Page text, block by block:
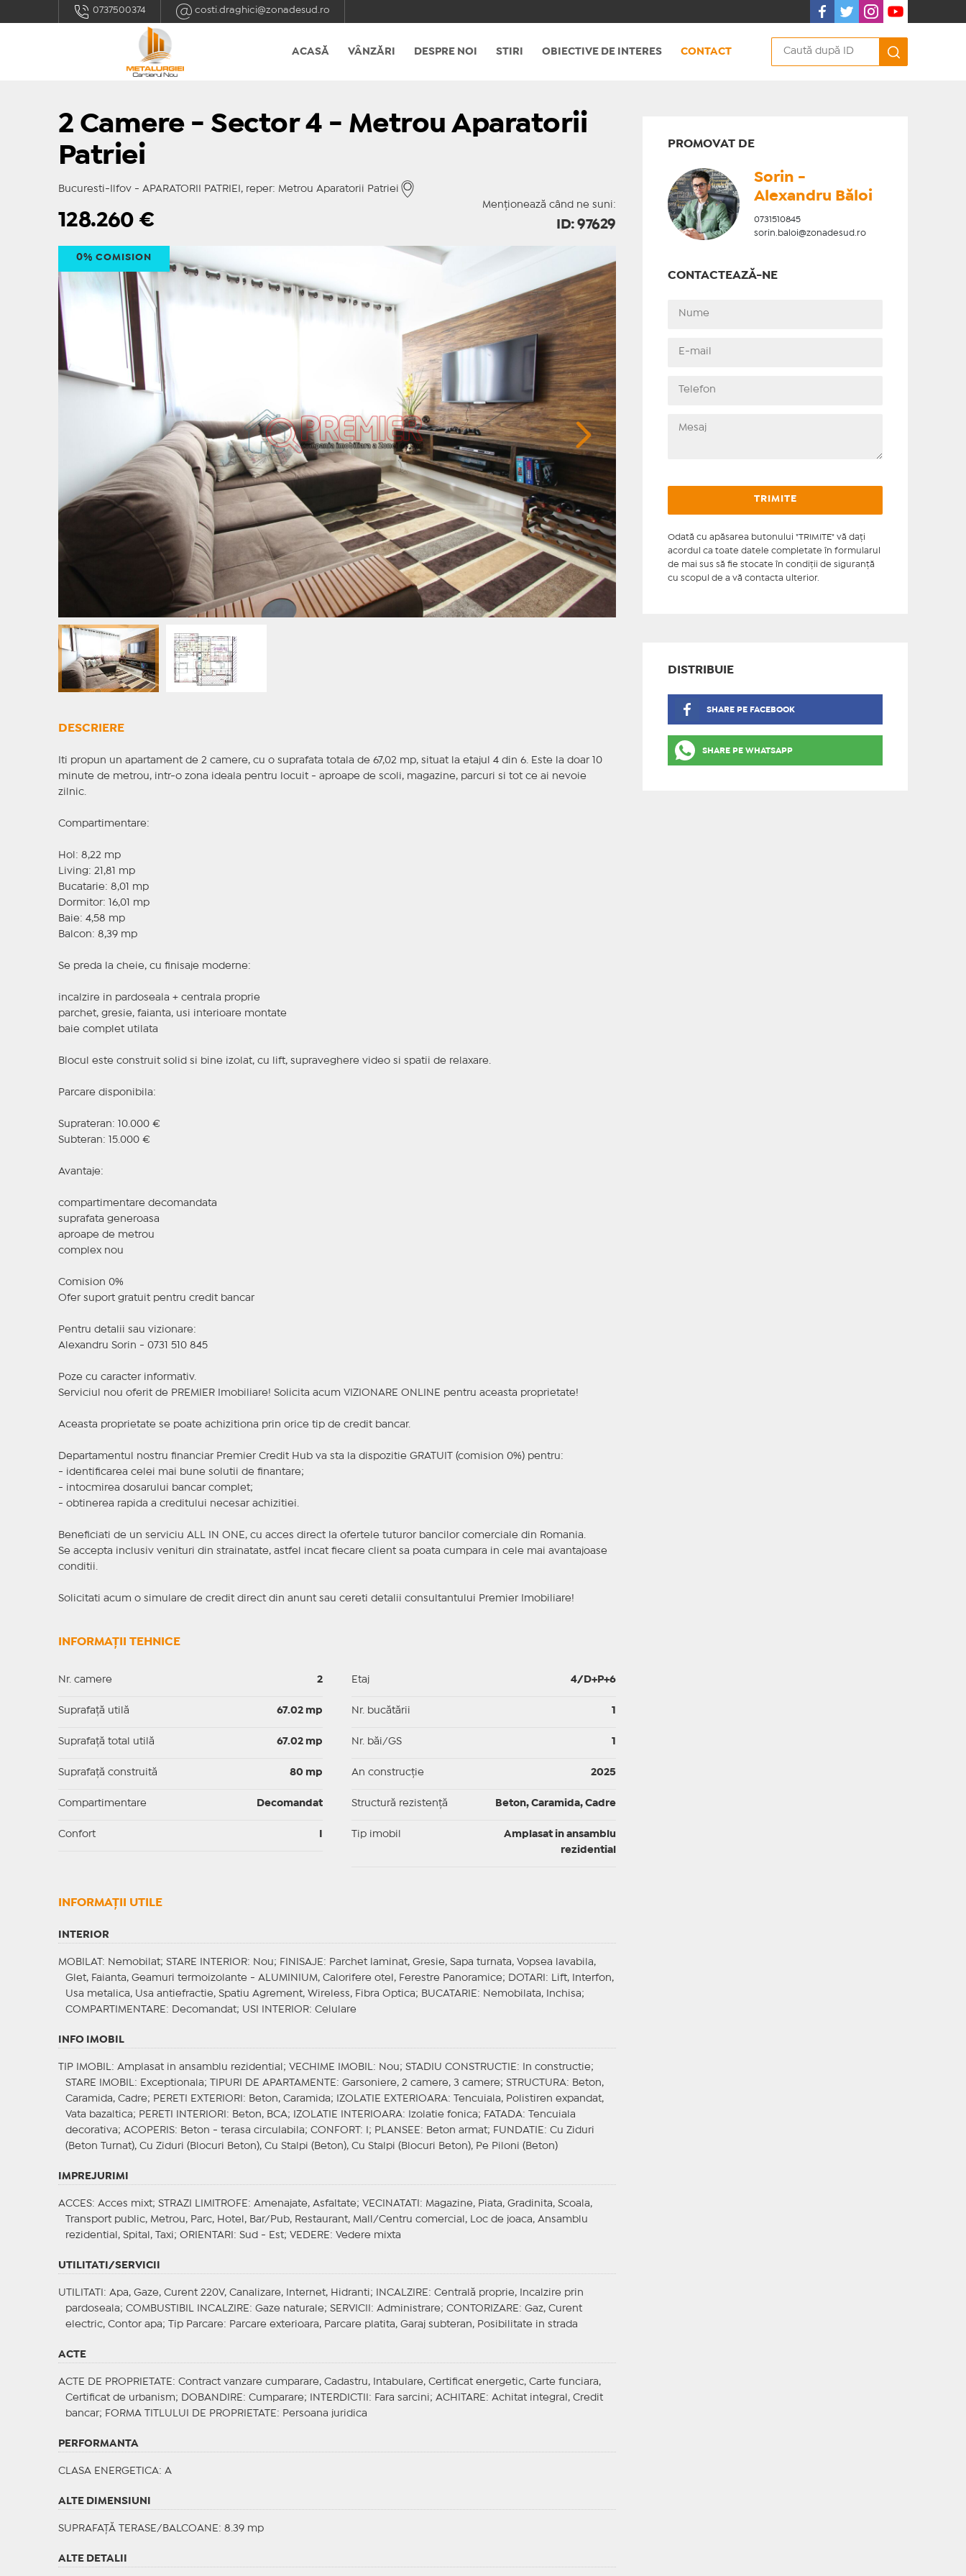
0737500374 costi.draghici@zonadesud.ro
ACASĂ VÂNZĂRI DESPRE NOI STIRI OBIECTIVE DE INTERES CONTACT
2 Camere - Sector 4 - Metrou Aparatorii
Patriei
Bucuresti-Ilfov - APARATORII PATRIEI, reper: Metrou Aparatorii Patriei
Menționează când ne suni:
128.260 € ID: 97629
0% COMISION
DESCRIERE
Iti propun un apartament de 2 camere, cu o suprafata totala de 67,02 mp, situat la etajul 4 din 6. Este la doar 10
minute de metrou, intr-o zona ideala pentru locuit - aproape de scoli, magazine, parcuri si tot ce ai nevoie
zilnic.
Compartimentare:
Hol: 8,22 mp
Living: 21,81 mp
Bucatarie: 8,01 mp
Dormitor: 16,01 mp
Baie: 4,58 mp
Balcon: 8,39 mp
Se preda la cheie, cu finisaje moderne:
incalzire in pardoseala + centrala proprie
parchet, gresie, faianta, usi interioare montate
baie complet utilata
Blocul este construit solid si bine izolat, cu lift, supraveghere video si spatii de relaxare.
Parcare disponibila:
Suprateran: 10.000 €
Subteran: 15.000 €
Avantaje:
compartimentare decomandata
suprafata generoasa
aproape de metrou
complex nou
Comision 0%
Ofer suport gratuit pentru credit bancar
Pentru detalii sau vizionare:
Alexandru Sorin - 0731 510 845
Poze cu caracter informativ.
Serviciul nou oferit de PREMIER Imobiliare! Solicita acum VIZIONARE ONLINE pentru aceasta proprietate!
Aceasta proprietate se poate achizitiona prin orice tip de credit bancar.
Departamentul nostru financiar Premier Credit Hub va sta la dispozitie GRATUIT (comision 0%) pentru:
- identificarea celei mai bune solutii de finantare;
- intocmirea dosarului bancar complet;
- obtinerea rapida a creditului necesar achizitiei.
Beneficiati de un serviciu ALL IN ONE, cu acces direct la ofertele tuturor bancilor comerciale din Romania.
Se accepta inclusiv venituri din strainatate, astfel incat fiecare client sa poata cumpara in cele mai avantajoase
conditii.
Solicitati acum o simulare de credit direct din anunt sau cereti detalii consultantului Premier Imobiliare!
INFORMAȚII TEHNICE
Nr. camere 2
Suprafaţă utilă 67.02 mp
Suprafaţă total utilă 67.02 mp
Suprafaţă construită 80 mp
Compartimentare Decomandat
Confort
Etaj 4/D+P+6
Nr. bucătării
Nr. băi/GS
An construcție 2025
Structură rezistență Beton, Caramida, Cadre
Tip imobil
Amplasat in ansamblu
rezidential
INFORMAŢII UTILE
INTERIOR
MOBILAT : Nemobilat; STARE INTERIOR: Nou; FINISAJE : Parchet laminat, Gresie, Sapa turnata, Vopsea lavabila,
Glet, Faianta, Geamuri termoizolante - ALUMINIUM, Calorifere otel, Ferestre Panoramice;
DOTARI : Lift, Interfon,
Usa metalica, Usa antiefractie, Spatiu Agrement, Wireless, Fibra Optica; BUCATARIE : Nemobilata, Inchisa;
COMPARTIMENTARE : Decomandat; USI INTERIOR: Celulare
INFO IMOBIL
TIP IMOBIL : Amplasat in ansamblu rezidential; VECHIME IMOBIL : Nou; STADIU CONSTRUCTIE : In constructie;
STARE IMOBIL
: Exceptionala; TIPURI DE APARTAMENTE : Garsoniere, 2 camere, 3 camere; STRUCTURA: Beton,
Caramida, Cadre; PERETI EXTERIORI : Beton, Caramida; IZOLATIE EXTERIOARA: Tencuiala, Polistiren expandat,
Vata bazaltica; PERETI INTERIORI : Beton, BCA; IZOLATIE INTERIOARA: Izolatie fonica; FATADA: Tencuiala
decorativa; ACOPERIS: Beton - terasa circulabila; CONFORT : I; PLANSEE : Beton armat; FUNDATIE : Cu Ziduri
(Beton Turnat), Cu Ziduri (Blocuri Beton), Cu Stalpi (Beton), Cu Stalpi (Blocuri Beton), Pe Piloni (Beton)
IMPREJURIMI
ACCES: Acces mixt; STRAZI LIMITROFE : Amenajate, Asfaltate; VECINATATI
: Magazine, Piata, Gradinita, Scoala,
Transport public, Metrou, Parc, Hotel, Bar/Pub, Restaurant, Mall/Centru comercial, Loc de joaca, Ansamblu
rezidential, Spital, Taxi; ORIENTARI : Sud - Est; VEDERE : Vedere mixta
UTILITATI/SERVICII
UTILITATI : Apa, Gaze, Curent 220V, Canalizare, Internet, Hidranti; INCALZIRE : Centrală proprie, Incalzire prin
pardoseala; COMBUSTIBIL INCALZIRE : Gaze naturale; SERVICII : Administrare; CONTORIZARE : Gaz, Curent
electric, Contor apa;
Tip Parcare: Parcare exterioara, Parcare platita, Garaj subteran, Posibilitate in strada
ACTE
ACTE DE PROPRIETATE : Contract vanzare cumparare, Cadastru, Intabulare, Certificat energetic, Carte funciara,
Certificat de urbanism;
DOBANDIRE : Cumparare; INTERDICTII : Fara sarcini; ACHITARE : Achitat integral, Credit
bancar; FORMA TITLULUI DE PROPRIETATE : Persoana juridica
PERFORMANTA
CLASA ENERGETICA: A
ALTE DIMENSIUNI
SUPRAFAȚĂ TERASE/BALCOANE: 8.39 mp
ALTE DETALII
PROMOVAT DE
Sorin -
Alexandru Băloi
0731510845
sorin.baloi@zonadesud.ro
CONTACTEAZĂ-NE
Odată cu apăsarea butonului "TRIMITE" vă daţi
acordul ca toate datele completate în formularul
de mai sus să fie stocate în condiţii de siguranţă
cu scopul de a vă contacta ulterior.
DISTRIBUIE
SHARE PE FACEBOOK
SHARE PE WHATSAPP